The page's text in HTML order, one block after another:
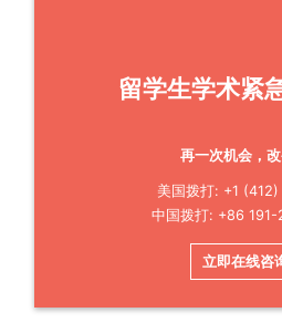
留学生学术紧
再一次机会，
美国拨打: +1
中国拨打: +86
立即在线咨